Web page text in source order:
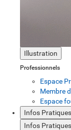
Illustration
Professionnels
Espace
Membre
Espace
Infos Pratiques
Infos Pratiques